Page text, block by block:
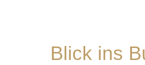
Blick ins